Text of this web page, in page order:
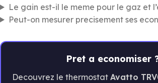
Le gain est-il le meme pour le gaz et
Peut-on mesurer precisement ses
Pret a economiser
Decouvrez le thermostat Avatto